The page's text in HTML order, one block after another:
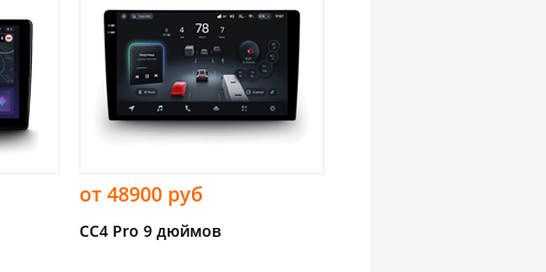
от 48900 руб
CC4 Pro 9 дюймов